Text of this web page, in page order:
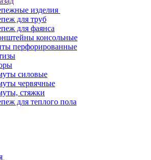
изделия
для труб
для фаянса
консольные
перфорированные
силовые
червячные
стяжки
для теплого пола